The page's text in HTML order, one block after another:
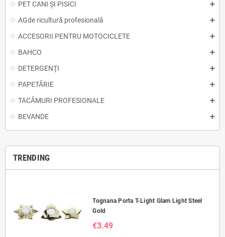
PET CANI ȘI PISICI
AGde ricultură profesională
ACCESORII PENTRU MOTOCICLETE
BAHCO
DETERGENŢI
PAPETĂRIE
TACÂMURI PROFESIONALE
BEVANDE
TRENDING
Tognana Porta T-Light Glam Light Steel
Gold
€3.49